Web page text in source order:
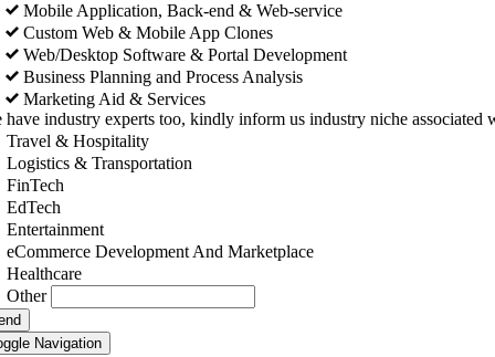
Mobile Application, Back-end & Web-service
Custom Web & Mobile App Clones
Web/Desktop Software & Portal Development
Business Planning and Process Analysis
Marketing Aid & Services
have industry experts too, kindly inform us industry niche associated
Travel & Hospitality
Logistics & Transportation
FinTech
EdTech
Entertainment
eCommerce Development And Marketplace
Healthcare
Other
Navigation